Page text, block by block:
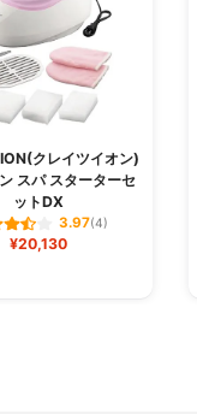
クレイツイオン)
スパ スターターセ
ットDX
3.97(4)
¥20,130